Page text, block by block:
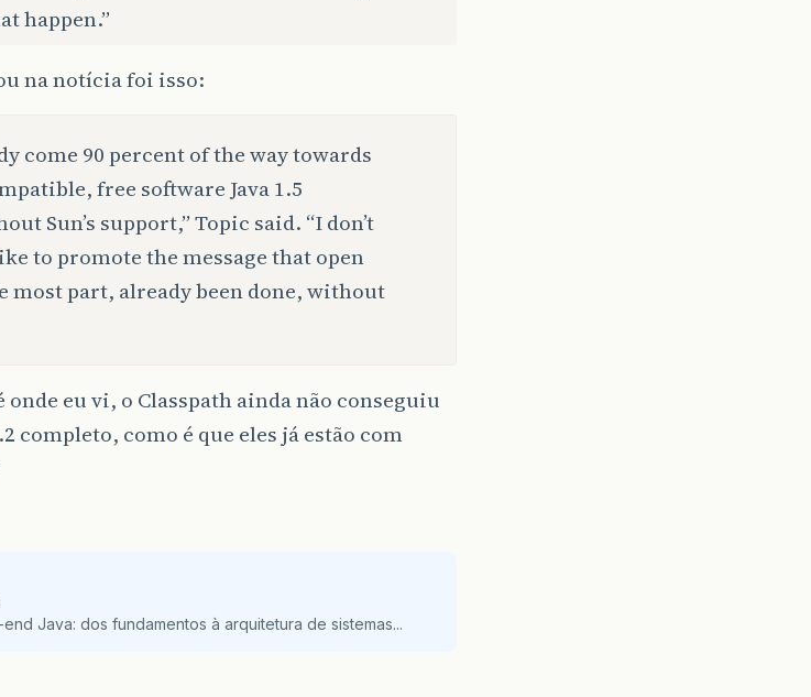
happen.”
na notícia foi isso:
come 90 percent of the way towards
free software Java 1.5
Sun’s support,” Topic said. “I don’t
to promote the message that open
most part, already been done, without
eu vi, o Classpath ainda não conseguiu
completo, como é que eles já estão com
Java: dos fundamentos à arquitetura de sistemas...